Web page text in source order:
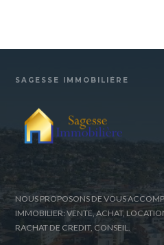
SAGESSE IMMOBILIÈRE
NOUS PROPOSONS DE VOUS
IMMOBILIER: VENTE, ACHAT,
RACHAT DE CREDIT, CONSEIL.